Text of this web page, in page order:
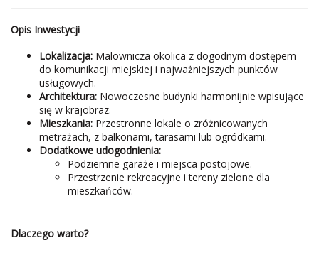
Opis Inwestycji
Lokalizacja: Malownicza okolica z dogodnym dostępem
do komunikacji miejskiej i najważniejszych punktów
usługowych.
Architektura: Nowoczesne budynki harmonijnie wpisujące
się w krajobraz.
Mieszkania: Przestronne lokale o zróżnicowanych
metrażach, z balkonami, tarasami lub ogródkami.
Dodatkowe udogodnienia:
Podziemne garaże i miejsca postojowe.
Przestrzenie rekreacyjne i tereny zielone dla
mieszkańców.
Dlaczego warto?